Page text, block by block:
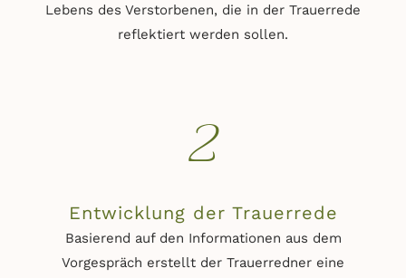
Lebens des Verstorbenen, die in der Trauerrede
reflektiert werden sollen.
2
Entwicklung der Trauerrede
Basierend auf den Informationen aus dem
Vorgespräch erstellt der Trauerredner eine